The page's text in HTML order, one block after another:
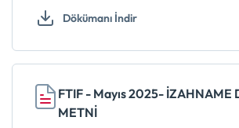
Dökümanı İndir
FTIF - Mayıs 2025- İZAHNAME
METNİ